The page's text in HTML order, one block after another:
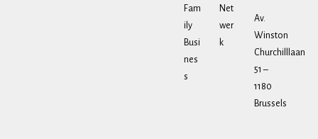
Fam
ily
Busi
nes
s
Net
wer
k
Av.
Winston
Churchilllaan
51 –
1180
Brussels